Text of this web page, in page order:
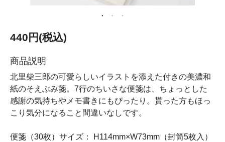
440円(税込)
商品説明
北里柴三郎の可愛らしいイラストを添えた付きの美濃和
紙のそえぶみ箋。7行のちいさな便箋は、ちょっとした
感謝の気持ちやメモ書きにもぴったり。貰った方もほっ
こり気分になること間違いなしです。
便箋（30枚）サイズ： H114mm×W73mm（封筒5枚入）